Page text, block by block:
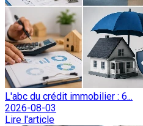
L'abc du crédit immobilier : 6...
2026-08-03
Lire l'article